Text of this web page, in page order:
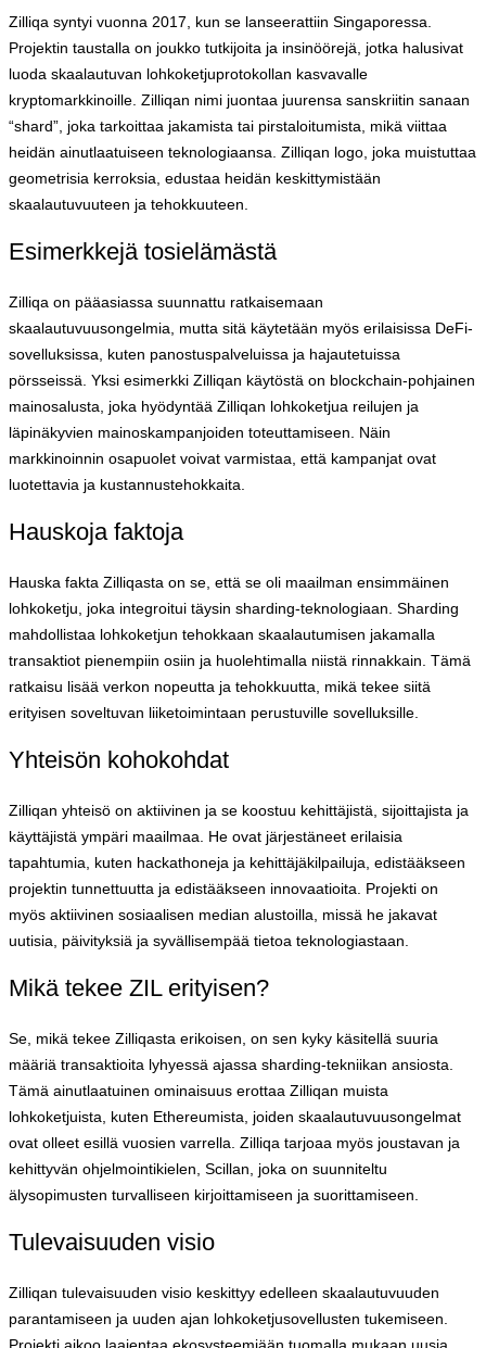
Zilliqa syntyi vuonna 2017, kun se lanseerattiin Singaporessa.
Projektin taustalla on joukko tutkijoita ja insinöörejä, jotka halusivat
luoda skaalautuvan lohkoketjuprotokollan kasvavalle
kryptomarkkinoille. Zilliqan nimi juontaa juurensa sanskriitin sanaan
“shard”, joka tarkoittaa jakamista tai pirstaloitumista, mikä viittaa
heidän ainutlaatuiseen teknologiaansa. Zilliqan logo, joka muistuttaa
geometrisia kerroksia, edustaa heidän keskittymistään
skaalautuvuuteen ja tehokkuuteen.
Esimerkkejä tosielämästä
Zilliqa on pääasiassa suunnattu ratkaisemaan
skaalautuvuusongelmia, mutta sitä käytetään myös erilaisissa DeFi-
sovelluksissa, kuten panostuspalveluissa ja hajautetuissa
pörsseissä. Yksi esimerkki Zilliqan käytöstä on blockchain-pohjainen
mainosalusta, joka hyödyntää Zilliqan lohkoketjua reilujen ja
läpinäkyvien mainoskampanjoiden toteuttamiseen. Näin
markkinoinnin osapuolet voivat varmistaa, että kampanjat ovat
luotettavia ja kustannustehokkaita.
Hauskoja faktoja
Hauska fakta Zilliqasta on se, että se oli maailman ensimmäinen
lohkoketju, joka integroitui täysin sharding-teknologiaan. Sharding
mahdollistaa lohkoketjun tehokkaan skaalautumisen jakamalla
transaktiot pienempiin osiin ja huolehtimalla niistä rinnakkain. Tämä
ratkaisu lisää verkon nopeutta ja tehokkuutta, mikä tekee siitä
erityisen soveltuvan liiketoimintaan perustuville sovelluksille.
Yhteisön kohokohdat
Zilliqan yhteisö on aktiivinen ja se koostuu kehittäjistä, sijoittajista ja
käyttäjistä ympäri maailmaa. He ovat järjestäneet erilaisia
tapahtumia, kuten hackathoneja ja kehittäjäkilpailuja, edistääkseen
projektin tunnettuutta ja edistääkseen innovaatioita. Projekti on
myös aktiivinen sosiaalisen median alustoilla, missä he jakavat
uutisia, päivityksiä ja syvällisempää tietoa teknologiastaan.
Mikä tekee ZIL erityisen?
Se, mikä tekee Zilliqasta erikoisen, on sen kyky käsitellä suuria
määriä transaktioita lyhyessä ajassa sharding-tekniikan ansiosta.
Tämä ainutlaatuinen ominaisuus erottaa Zilliqan muista
lohkoketjuista, kuten Ethereumista, joiden skaalautuvuusongelmat
ovat olleet esillä vuosien varrella. Zilliqa tarjoaa myös joustavan ja
kehittyvän ohjelmointikielen, Scillan, joka on suunniteltu
älysopimusten turvalliseen kirjoittamiseen ja suorittamiseen.
Tulevaisuuden visio
Zilliqan tulevaisuuden visio keskittyy edelleen skaalautuvuuden
parantamiseen ja uuden ajan lohkoketjusovellusten tukemiseen.
Projekti aikoo laajentaa ekosysteemiään tuomalla mukaan uusia